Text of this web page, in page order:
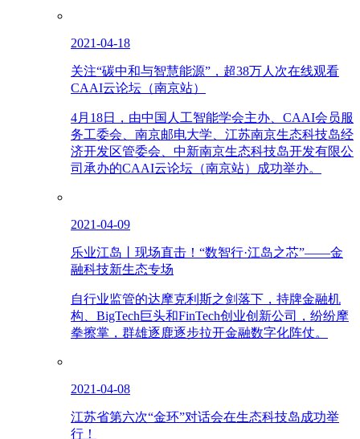
2021-04-18
关注“碳中和与智慧能源”，超38万人次在线观看
CAAI云论坛（南京站）
4月18日，由中国人工智能学会主办、CAAI会员服
务工委会、南京邮电大学、江苏南京生态科技岛经
济开发区管委会、中新南京生态科技岛开发有限公
司承办的CAAI云论坛（南京站）成功举办。
2021-04-09
乐业江岛丨现场直击！“数智行·江岛之芯”——金
融科技新生态专场
自行业监管的达摩克利斯之剑落下，持牌金融机
构、BigTech巨头和FinTech创业创新公司，纷纷摩
拳擦掌，群雄逐鹿逐步拉开金融数字化阵仗。
2021-04-08
江苏省第六次“金环”对话会在生态科技岛成功举
行！